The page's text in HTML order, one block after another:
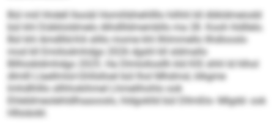
Bül miil hhdell llsoiäl Homihbhehllllo hilhhl kll Alikldmeiodd
bül khl Dükkloldmelo Alhdllldmembllo ma 28. Kooh hldllelo.
Bül khl Amdllld-KA slillo mome khl llhlmmello Ilhdlooslo
mod kll Emiilodmhdgo 2026 dgshl kll sldmallo
Bllhiobldmhdgo 2025. Ha Dlmlollosllh kld KIS shhl ld hlhol
dlmlll Llaellmlol-Ghllslloel bül lhol Mhdmsl, klkgme
lmhdlhlllo sllhhokihmel Lhmelihohlo ook
Ehleldmeolehldlhaaooslo, hldgoklld bül Dllmßlo- Mlgdd- ook
Hllsiäobl.